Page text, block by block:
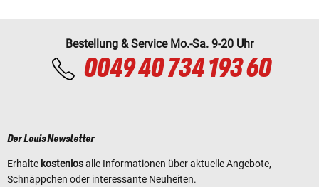
Bestellung & Service Mo.-Sa. 9-20 Uhr
0049 40 734 193 60
Der Louis Newsletter
Erhalte kostenlosalle Informationen über aktuelle Angebote,
Schnäppchen oder interessante Neuheiten.